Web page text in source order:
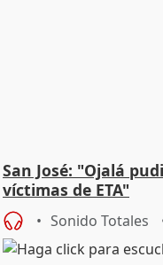
San José: "Ojalá
víctimas de ETA"
Sonido Totales